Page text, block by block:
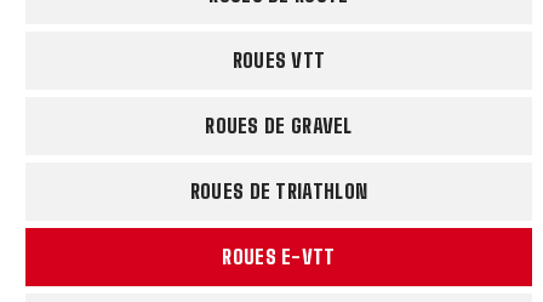
ROUES VTT
ROUES DE GRAVEL
ROUES DE TRIATHLON
ROUES E-VTT